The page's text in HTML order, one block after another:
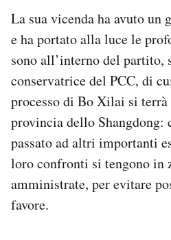
La sua vicenda ha avuto
e ha portato alla luce le
sono all’interno del partito,
conservatrice del PCC, di
processo di Bo Xilai si
provincia dello Shangdong:
passato ad altri importanti
loro confronti si tengono in
amministrate, per evitare
favore.